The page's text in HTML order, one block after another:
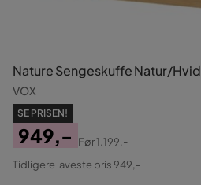
Nature Sengeskuffe Natur/Hvid
VOX
SE PRISEN!
Pris
949,-
Original
Før1.199,-
Tidligere laveste pris 949,-